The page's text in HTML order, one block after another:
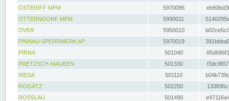
OSTERIFF MPM
5970096
OTTERNDORF MPM
5990011
OVER
5950010
PINNAU-SPERRWERK AP
5970019
PIRNA
501040
PRETZSCH-MAUKEN
501330
RIESA
501110
ROGÄTZ
502250
ROSSLAU
501490